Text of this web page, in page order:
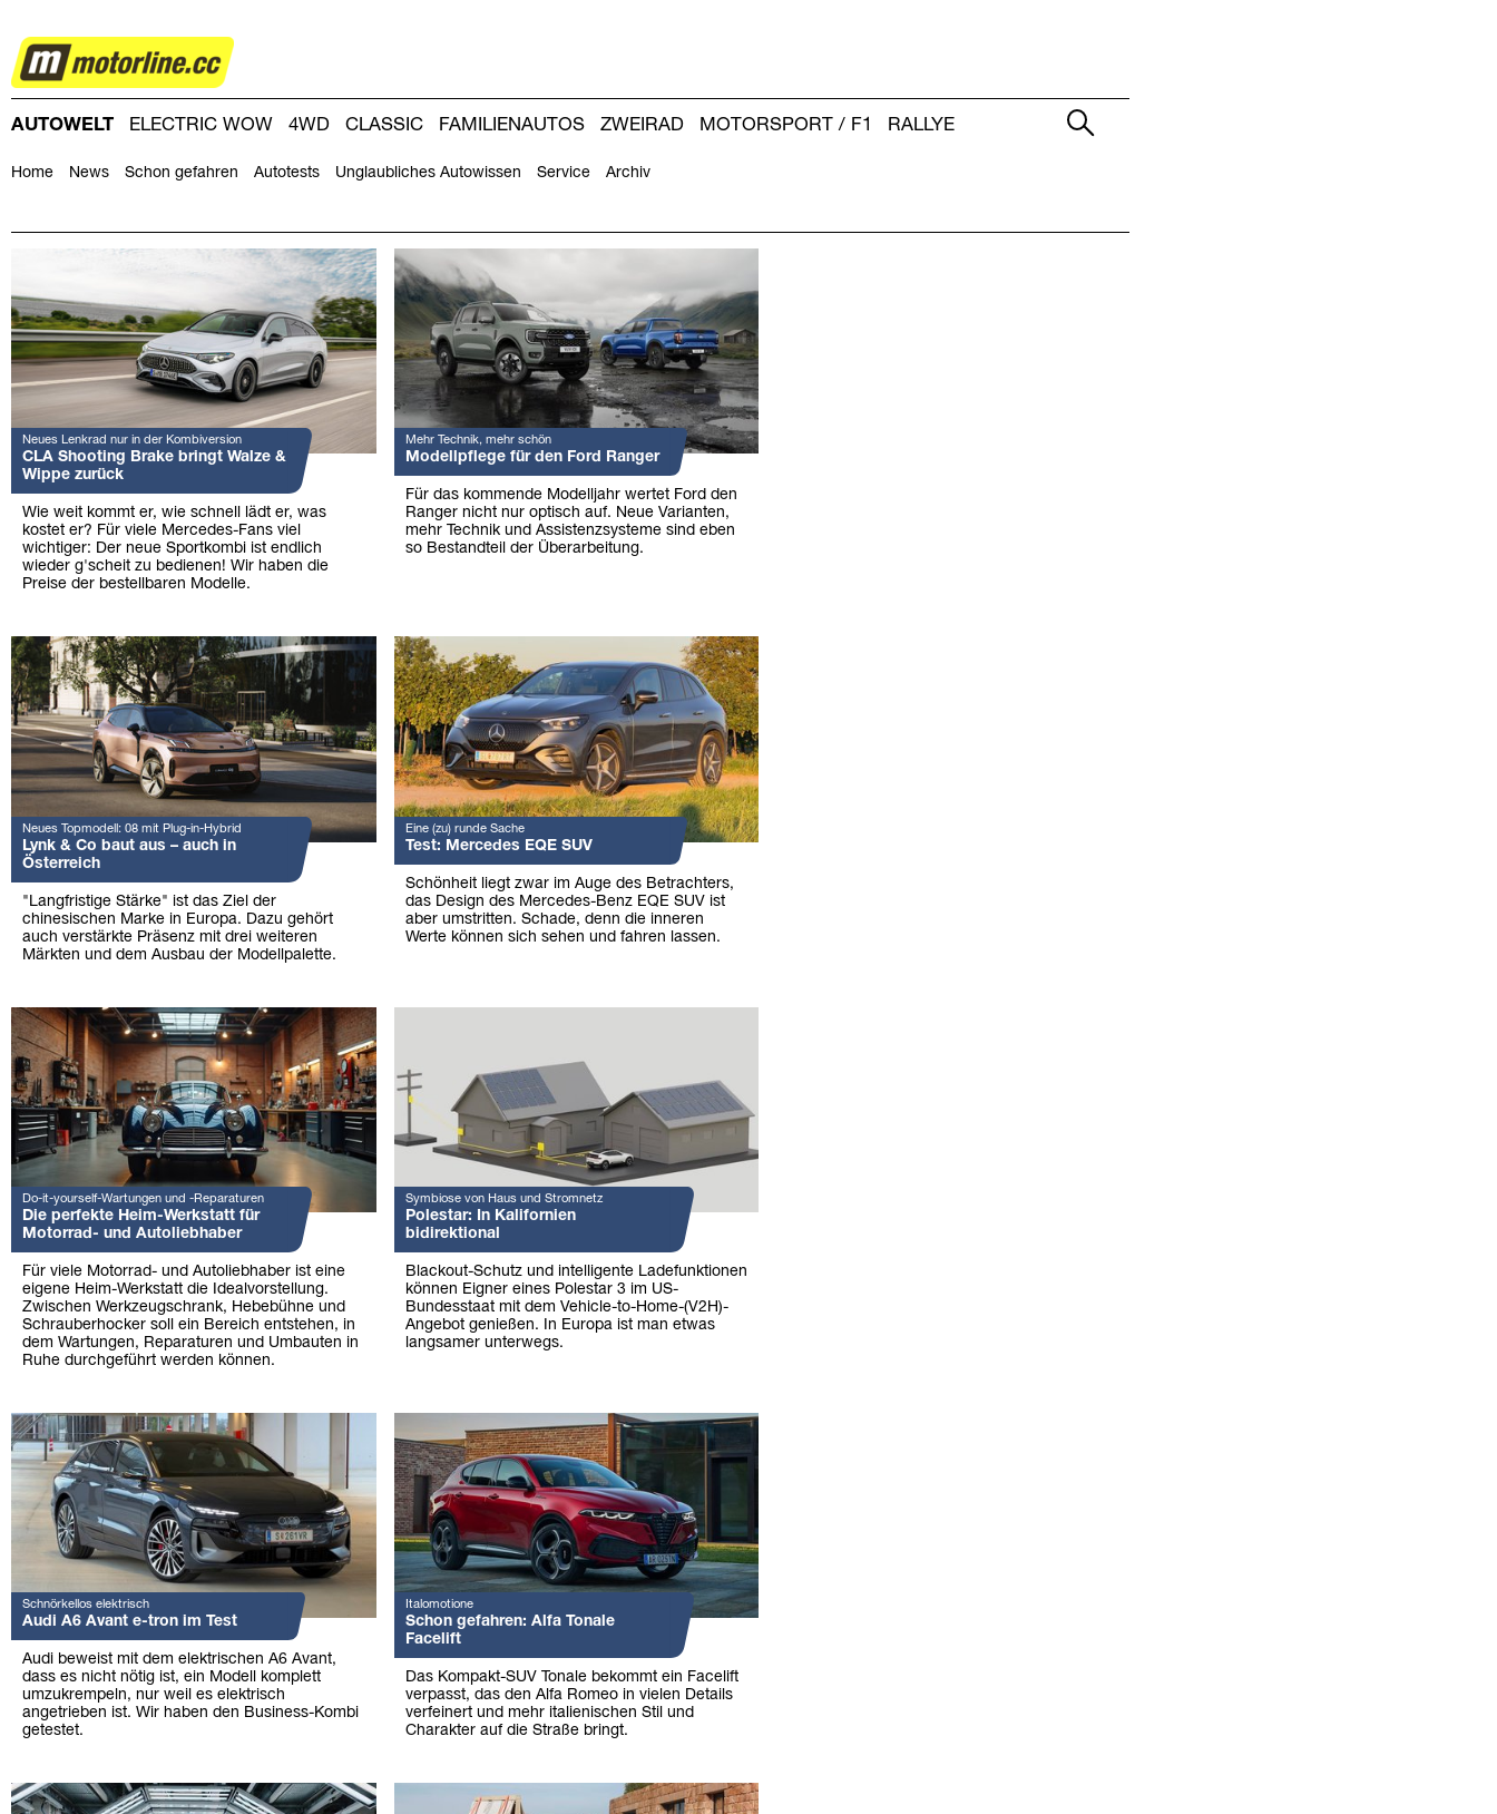
AUTOWELT
AUTOWELT
Home News Schon gefahren Autotests Unglaubliches Autowissen Service Archiv
ELECTRIC WOW 4WD CLASSIC FAMILIENAUTOS ZWEIRAD MOTORSPORT / F1
RALLYE
Neues Lenkrad nur in der Kombiversion
CLA Shooting Brake bringt Walze &
Wippe zurück
Wie weit kommt er, wie schnell lädt er, was
kostet er? Für viele Mercedes-Fans viel
wichtiger: Der neue Sportkombi ist endlich
wieder g'scheit zu bedienen! Wir haben die
Preise der bestellbaren Modelle.
Mehr Technik, mehr schön
Modellpflege für den Ford Ranger
Für das kommende Modelljahr wertet Ford den
Ranger nicht nur optisch auf. Neue Varianten,
mehr Technik und Assistenzsysteme sind eben
so Bestandteil der Überarbeitung.
Neues Topmodell: 08 mit Plug-in-Hybrid
Lynk & Co baut aus – auch in
Österreich
"Langfristige Stärke" ist das Ziel der
chinesischen Marke in Europa. Dazu gehört
auch verstärkte Präsenz mit drei weiteren
Märkten und dem Ausbau der Modellpalette.
Eine (zu) runde Sache
Test: Mercedes EQE SUV
Schönheit liegt zwar im Auge des Betrachters,
das Design des Mercedes-Benz EQE SUV ist
aber umstritten. Schade, denn die inneren
Werte können sich sehen und fahren lassen.
Do-it-yourself-Wartungen und -Reparaturen
Die perfekte Heim-Werkstatt für
Motorrad- und Autoliebhaber
Für viele Motorrad- und Autoliebhaber ist eine
eigene Heim-Werkstatt die Idealvorstellung.
Zwischen Werkzeugschrank, Hebebühne und
Schrauberhocker soll ein Bereich entstehen, in
dem Wartungen, Reparaturen und Umbauten in
Ruhe durchgeführt werden können.
Symbiose von Haus und Stromnetz
Polestar: In Kalifornien
bidirektional
Blackout-Schutz und intelligente Ladefunktionen
können Eigner eines Polestar 3 im US-
Bundesstaat mit dem Vehicle-to-Home-(V2H)-
Angebot genießen. In Europa ist man etwas
langsamer unterwegs.
Schnörkellos elektrisch
Audi A6 Avant e-tron im Test
Audi beweist mit dem elektrischen A6 Avant,
dass es nicht nötig ist, ein Modell komplett
umzukrempeln, nur weil es elektrisch
angetrieben ist. Wir haben den Business-Kombi
getestet.
Italomotione
Schon gefahren: Alfa Tonale
Facelift
Das Kompakt-SUV Tonale bekommt ein Facelift
verpasst, das den Alfa Romeo in vielen Details
verfeinert und mehr italienischen Stil und
Charakter auf die Straße bringt.